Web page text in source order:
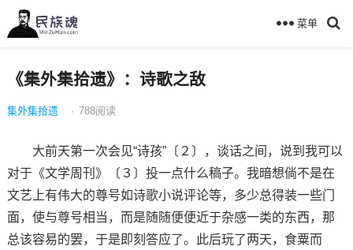
菜单
《集外集拾遗》：诗歌之敌
集外集拾遗 · 788阅读
大前天第一次会见“诗孩”〔２〕，谈话之间，说到我可以
对于《文学周刊》〔３〕投一点什么稿子。我暗想倘不是在
文艺上有伟大的尊号如诗歌小说评论等，多少总得装一些门
面，使与尊号相当，而是随随便便近于杂感一类的东西，那
总该容易的罢，于是即刻答应了。此后玩了两天，食粟而